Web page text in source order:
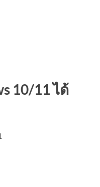
10/11 ได้